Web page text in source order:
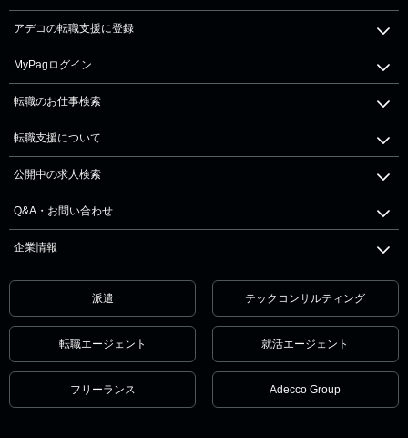
アデコの転職支援に登録
MyPagログイン
転職のお仕事検索
転職支援について
公開中の求人検索
Q&A・お問い合わせ
企業情報
派遣 テックコンサルティング
転職エージェント 就活エージェント
フリーランス Adecco Group